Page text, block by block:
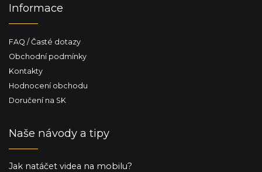
Informace
FAQ / Časté dotazy
Obchodní podmínky
Kontakty
Hodnocení obchodu
Doručení na SK
Naše návody a tipy
Jak natáčet videa na mobilu?